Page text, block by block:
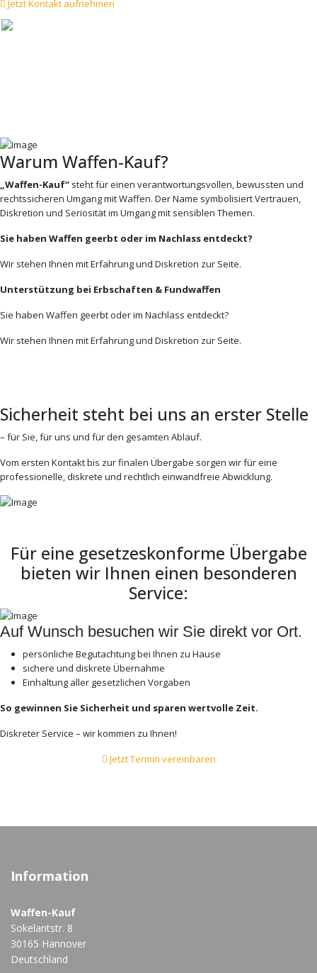
Jetzt Kontakt aufnehmen
Warum Waffen-Kauf?
„Waffen-Kauf“ steht für einen verantwortungsvollen, bewussten und
rechtssicheren Umgang mit Waffen. Der Name symbolisiert Vertrauen,
Diskretion und Seriosität im Umgang mit sensiblen Themen.
Sie haben Waffen geerbt oder im Nachlass entdeckt?
Wir stehen Ihnen mit Erfahrung und Diskretion zur Seite.
Unterstützung bei Erbschaften & Fundwaffen
Sie haben Waffen geerbt oder im Nachlass entdeckt?
Wir stehen Ihnen mit Erfahrung und Diskretion zur Seite.
Sicherheit steht bei uns an erster Stelle
– für Sie, für uns und für den gesamten Ablauf.
Vom ersten Kontakt bis zur finalen Übergabe sorgen wir für eine
professionelle, diskrete und rechtlich einwandfreie Abwicklung.
Für eine gesetzeskonforme Übergabe
bieten wir Ihnen einen besonderen
Service:
Auf Wunsch besuchen wir Sie direkt vor Ort.
persönliche Begutachtung bei Ihnen zu Hause
sichere und diskrete Übernahme
Einhaltung aller gesetzlichen Vorgaben
So gewinnen Sie Sicherheit und sparen wertvolle Zeit.
Diskreter Service – wir kommen zu Ihnen!
Jetzt Termin vereinbaren
Information
Waffen-Kauf
Sokelantstr. 8
30165 Hannover
Deutschland